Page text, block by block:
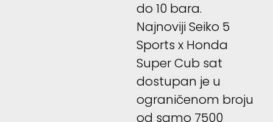
do 10 bara.
Najnoviji Seiko 5
Sports x Honda
Super Cub sat
dostupan je u
ograničenom broju
od samo 7500